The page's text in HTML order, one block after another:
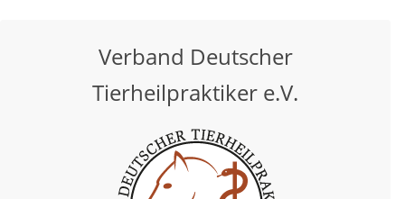
Verband Deutscher
Tierheilpraktiker e.V.